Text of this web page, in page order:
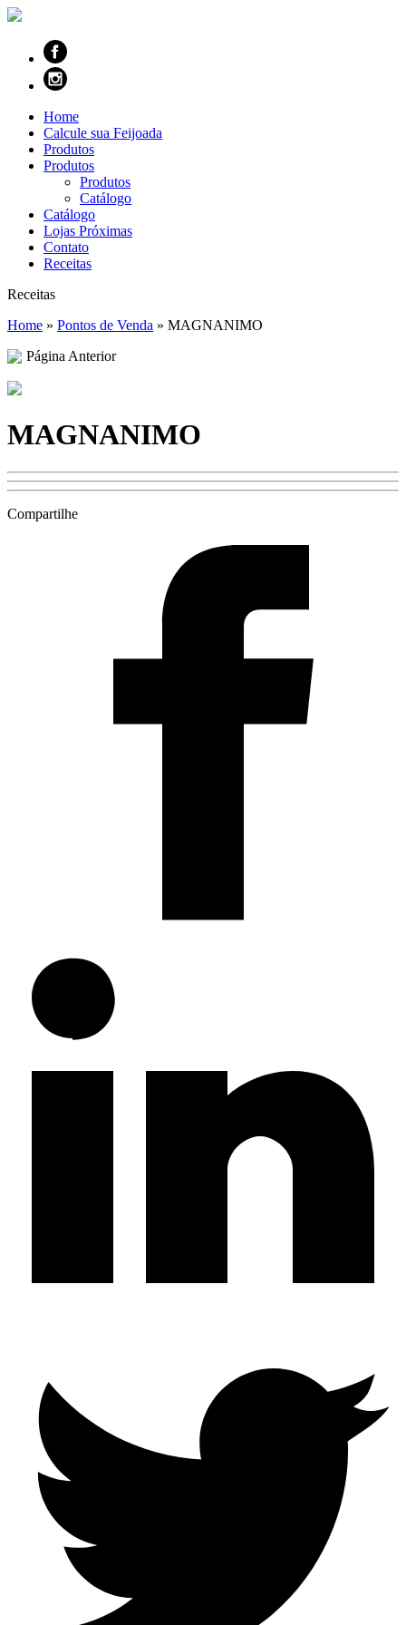
Home
Calcule sua Feijoada
Produtos
Produtos
Produtos
Catálogo
Catálogo
Lojas Próximas
Contato
Receitas
Receitas
Home » Pontos de Venda » MAGNANIMO
Página Anterior
MAGNANIMO
Compartilhe